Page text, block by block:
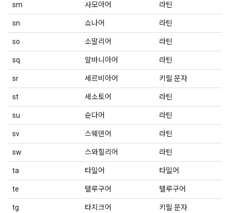
sm 사모아어 라틴
sn 쇼나어 라틴
so 소말리어 라틴
sq 알바니아어 라틴
sr 세르비아어 키릴 문자
st 세소토어 라틴
su 순다어 라틴
sv 스웨덴어 라틴
sw 스와힐리어 라틴
ta 타밀어 타밀어
te 텔루구어 텔루구어
tg 타지크어 키릴 문자